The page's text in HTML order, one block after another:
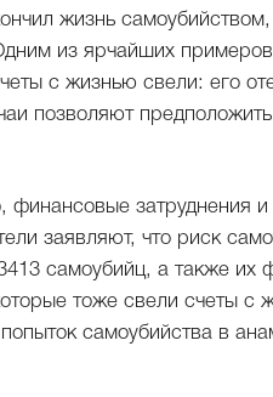
жизнь
из ярчайших
с жизнью свели: его
позволяют
финансовые затруднения
заявляют, что риск
самоубийц, а также их
тоже свели счеты
самоубийства в